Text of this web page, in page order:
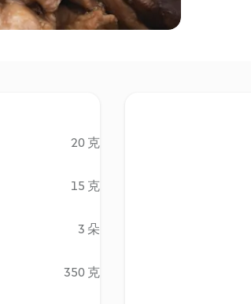
20 克
15 克
3 朵
350 克